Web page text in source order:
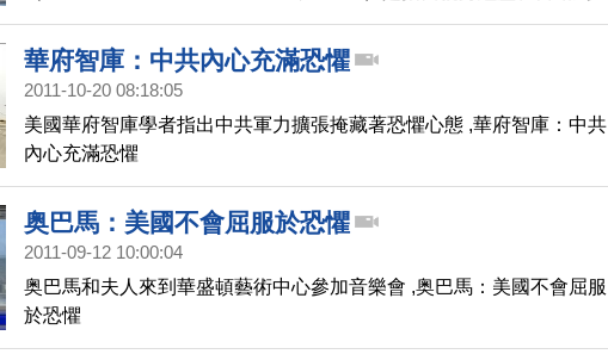
威脅生命或極重大的傷害時，出現極度害怕、恐懼或無助感，並符合
創傷後反應診斷準則之症狀，且時間持續超過1個月以上。
華府智庫：中共內心充滿恐懼
2011-10-20 08:18:05
美國華府智庫學者指出中共軍力擴張掩藏著恐懼心態 ,華府智庫：中共
內心充滿恐懼
奥巴馬：美國不會屈服於恐懼
2011-09-12 10:00:04
奥巴馬和夫人來到華盛頓藝術中心參加音樂會 ,奥巴馬：美國不會屈服
於恐懼